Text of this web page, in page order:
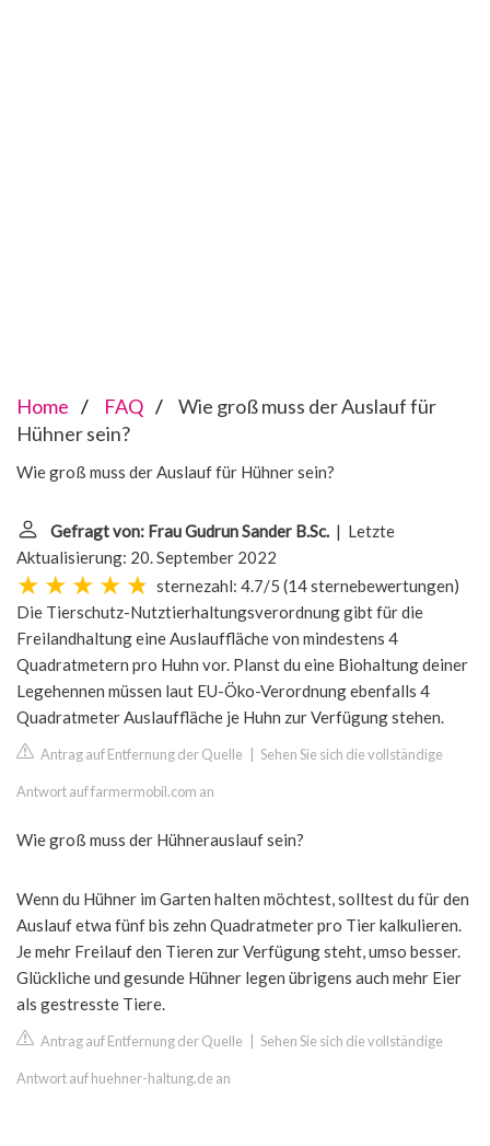
Home FAQ
Wie groß muss der Auslauf für
Hühner sein?
Wie groß muss der Auslauf für Hühner sein?
Gefragt von: Frau Gudrun Sander B.Sc. | Letzte
Aktualisierung: 20. September 2022
sternezahl: 4.7/5 (14 sternebewertungen)
Die Tierschutz-Nutztierhaltungsverordnung gibt für die
Freilandhaltung eine Auslauffläche von mindestens 4
Quadratmetern pro Huhn vor. Planst du eine Biohaltung deiner
Legehennen müssen laut EU-Öko-Verordnung ebenfalls 4
Quadratmeter Auslauffläche je Huhn zur Verfügung stehen.
Antrag auf Entfernung der Quelle Sehen Sie sich die vollständige
Antwort auf farmermobil.com an
Wie groß muss der Hühnerauslauf sein?
Wenn du Hühner im Garten halten möchtest, solltest du für den
Auslauf etwa fünf bis zehn Quadratmeter pro Tier kalkulieren.
Je mehr Freilauf den Tieren zur Verfügung steht, umso besser.
Glückliche und gesunde Hühner legen übrigens auch mehr Eier
als gestresste Tiere.
Antrag auf Entfernung der Quelle Sehen Sie sich die vollständige
Antwort auf huehner-haltung.de an